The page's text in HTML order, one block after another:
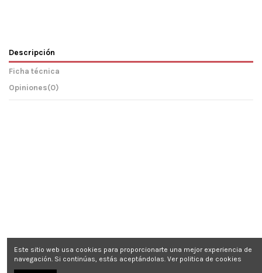
Descripción
Ficha técnica
Opiniones(0)
Este sitio web usa cookies para proporcionarte una mejor experiencia de
navegación. Si continúas, estás aceptándolas. Ver politica de cookies